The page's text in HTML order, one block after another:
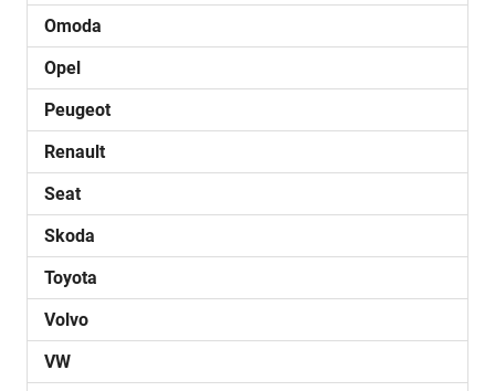
Omoda
Opel
Peugeot
Renault
Seat
Skoda
Toyota
Volvo
VW